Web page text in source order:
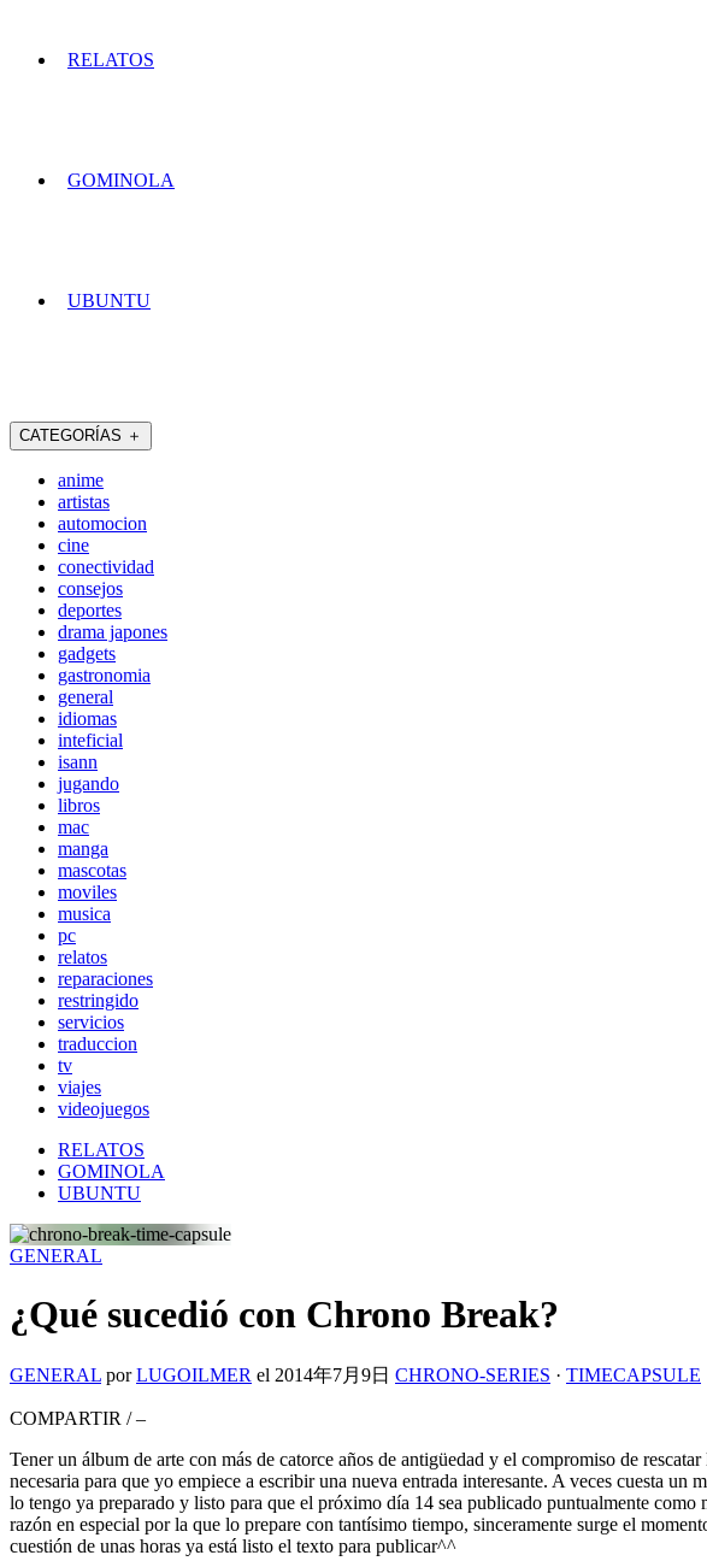
RELATOS
GOMINOLA
UBUNTU
CATEGORÍAS ＋
anime
artistas
automocion
cine
conectividad
consejos
deportes
drama japones
gadgets
gastronomia
general
idiomas
inteficial
isann
jugando
libros
mac
manga
mascotas
moviles
musica
pc
relatos
reparaciones
restringido
servicios
traduccion
tv
viajes
videojuegos
RELATOS
GOMINOLA
UBUNTU
GENERAL
¿Qué sucedió con Chrono Break?
GENERAL por LUGOILMER el 2014年7月9日 CHRONO-SERIES · TIMECAPSULE
COMPARTIR / –
Tener un álbum de arte con más de catorce años de antigüedad y el compromiso de
necesaria para que yo empiece a escribir una nueva entrada interesante. A veces cuesta
lo tengo ya preparado y listo para que el próximo día 14 sea publicado puntualmente
razón en especial por la que lo prepare con tantísimo tiempo, sinceramente surge el
cuestión de unas horas ya está listo el texto para publicar^^